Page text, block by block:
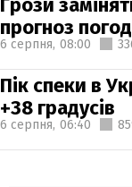
прогноз
6 серпня, 08:00
Пік спеки в
+38 градусів
6 серпня, 06:40